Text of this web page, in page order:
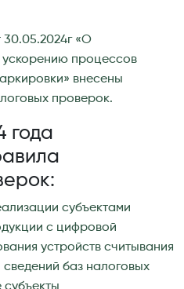
«О
процессов
внесены
проверок.
года
субъектами
с цифровой
устройств считывания
баз налоговых